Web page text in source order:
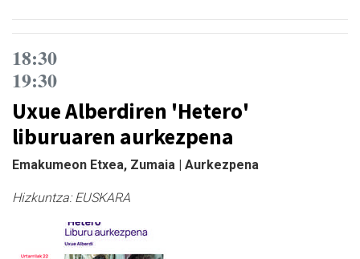
18:30
19:30
Uxue Alberdiren 'Hetero'
liburuaren aurkezpena
Emakumeon Etxea, Zumaia | Aurkezpena
Hizkuntza:EUSKARA